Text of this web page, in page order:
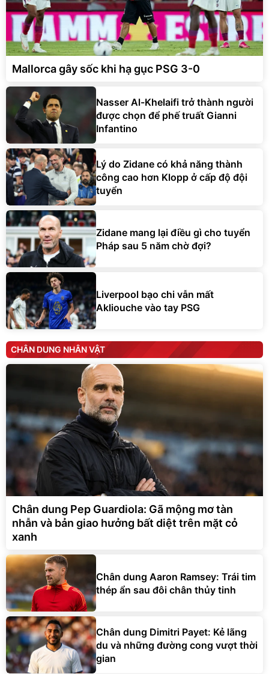
Mallorca gây sốc khi hạ gục PSG 3-0
Nasser Al-Khelaifi trở thành người
được chọn để phế truất Gianni
Infantino
Lý do Zidane có khả năng thành
công cao hơn Klopp ở cấp độ đội
tuyển
Zidane mang lại điều gì cho tuyển
Pháp sau 5 năm chờ đợi?
Liverpool bạo chi vẫn mất
Akliouche vào tay PSG
CHÂN DUNG NHÂN VẬT
Chân dung Pep Guardiola: Gã mộng mơ tàn
nhẫn và bản giao hưởng bất diệt trên mặt cỏ
xanh
Chân dung Aaron Ramsey: Trái tim
thép ẩn sau đôi chân thủy tinh
Chân dung Dimitri Payet: Kẻ lãng
du và những đường cong vượt thời
gian